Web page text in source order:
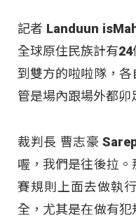
記者 Landuun
全球原住民族計有
到雙方的啦啦隊，
管是場內跟場外都卯
裁判長 曹志豪
喔，我們是往後拉
賽規則上面去做執
全，尤其是在做有